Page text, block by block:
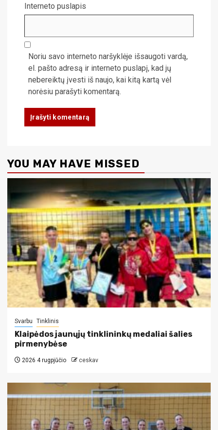
Interneto puslapis
Noriu savo interneto naršyklėje išsaugoti vardą,
el. pašto adresą ir interneto puslapį, kad jų
nebereiktų įvesti iš naujo, kai kitą kartą vėl
norėsiu parašyti komentarą.
YOU MAY HAVE MISSED
Svarbu Tinklinis
Klaipėdos jaunųjų tinklininkų medaliai šalies
pirmenybėse
2026 4 rugpjūčio ceskav